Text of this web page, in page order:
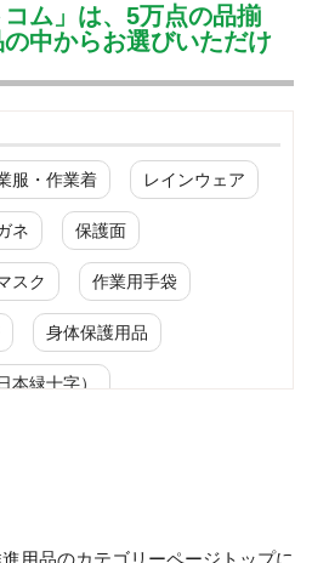
コム」は、5万点の品揃
中からお選びいただけ
服・作業着 レインウェア
ネ 保護面
スク 作業用手袋
身体保護用品
本緑十字）
用品のカテゴリーページトップに